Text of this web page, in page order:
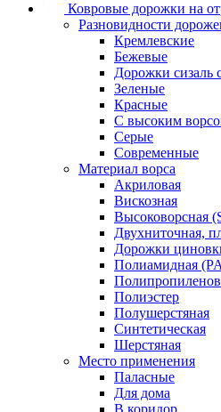
Ковровые дорожки на
Разновидности
Кремлевские
Бежевые
Дорожки сизаль
Зеленые
Красные
С высоким
Серые
Современные
Материал ворса
Акриловая
Вискозная
Высоковорсная
Двухниточная,
Дорожки
Полиамидная
Полиэстер
Полушерстяная
Синтетическая
Шерстяная
Место применения
Паласные
Для дома
В коридор